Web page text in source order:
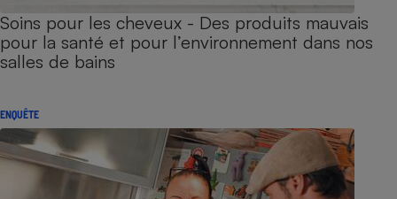
Soins pour les cheveux - Des produits mauvais
pour la santé et pour l’environnement dans nos
salles de bains
ENQUÊTE